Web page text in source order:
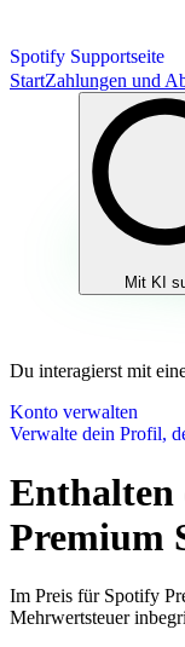
Spotify Supportseite
StartZahlungen und
Mit KI
Du interagierst mit
Konto verwalten
Verwalte dein Profil,
Enthalten
Premium
Im Preis für Spotify
Mehrwertsteuer